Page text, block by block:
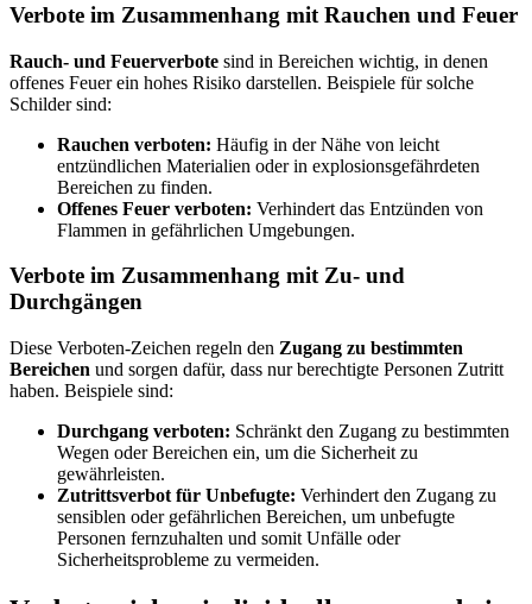
Verbote im Zusammenhang mit Rauchen und Feuer
Rauch- und Feuerverbote sind in Bereichen wichtig, in denen
offenes Feuer ein hohes Risiko darstellen. Beispiele für solche
Schilder sind:
Rauchen verboten: Häufig in der Nähe von leicht
entzündlichen Materialien oder in explosionsgefährdeten
Bereichen zu finden.
Offenes Feuer verboten: Verhindert das Entzünden von
Flammen in gefährlichen Umgebungen.
Verbote im Zusammenhang mit Zu- und
Durchgängen
Diese Verboten-Zeichen regeln den Zugang zu bestimmten
Bereichen und sorgen dafür, dass nur berechtigte Personen Zutritt
haben. Beispiele sind:
Durchgang verboten: Schränkt den Zugang zu bestimmten
Wegen oder Bereichen ein, um die Sicherheit zu
gewährleisten.
Zutrittsverbot für Unbefugte: Verhindert den Zugang zu
sensiblen oder gefährlichen Bereichen, um unbefugte
Personen fernzuhalten und somit Unfälle oder
Sicherheitsprobleme zu vermeiden.